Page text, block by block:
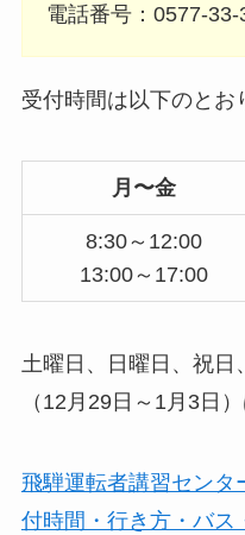
電話番号：0577-33-
受付時間は以下のとお
月〜金
8:30～12:00
13:00～17:00
土曜日、日曜日、祝日
（12月29日～1月3日）
飛騨運転者講習センタ
付時間・行き方・バス